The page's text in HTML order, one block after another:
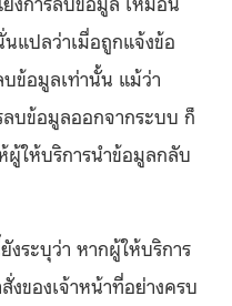
แปลว่าเมื่อถูกแจ้งข้อ
ข้อมูลเท่านั้น แม้ว่า
ลบข้อมูลออกจากระบบ ก็
ผู้ให้บริการนำข้อมูลกลับ
ระบุว่า หากผู้ให้บริการ
ของเจ้าหน้าที่อย่างครบ